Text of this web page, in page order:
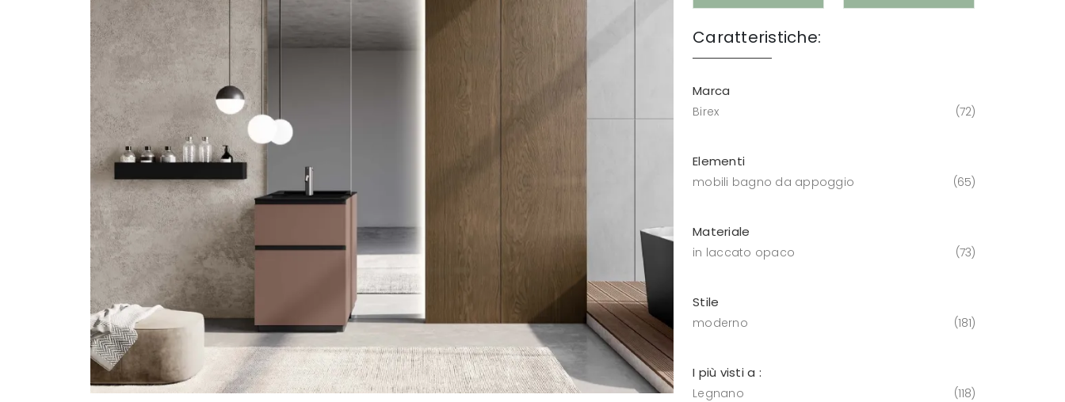
Caratteristiche:
Marca
Birex 72
Elementi
mobili bagno da appoggio 65
Materiale
in laccato opaco 73
Stile
moderno 181
I più visti a :
Legnano
118